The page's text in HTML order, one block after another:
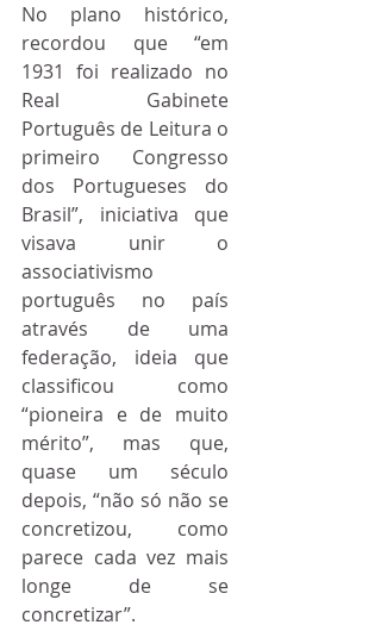
No plano histórico,
recordou que “em
1931 foi realizado no
Real Gabinete
Português de Leitura o
primeiro Congresso
dos Portugueses do
Brasil”, iniciativa que
visava unir o
associativismo
português no país
através de uma
federação, ideia que
classificou como
“pioneira e de muito
mérito”, mas que,
quase um século
depois, “não só não se
concretizou, como
parece cada vez mais
longe de se
concretizar”.